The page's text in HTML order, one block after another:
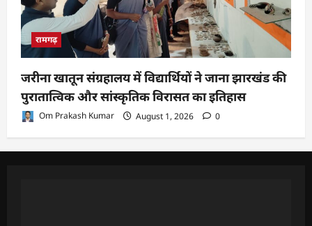
रामगढ़
जरीना खातून संग्रहालय में विद्यार्थियों ने जाना झारखंड की
पुरातात्विक और सांस्कृतिक विरासत का इतिहास
Om Prakash Kumar August 1, 2026 0